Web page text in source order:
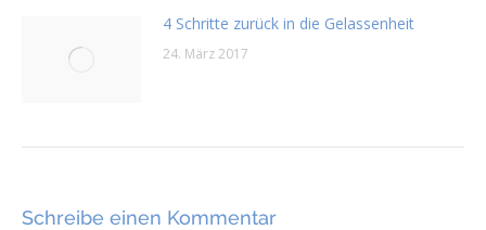
4 Schritte zurück in die Gelassenheit
24. März 2017
Schreibe einen Kommentar